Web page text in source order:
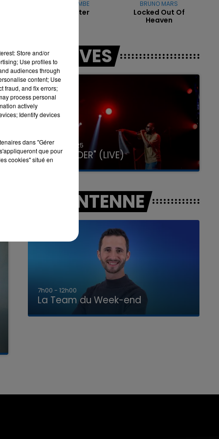
LA TEAM DU WEEK-END
CAMILLE YEMBE
Rien A Feter
BRUNO MARS
Locked Out Of
Heaven
LES LIVES
31 janvier 2025
GIMS "SPIDER" (LIVE)
A L'ANTENNE
16h00 - 20h00
La Team du Week-end
Store and/or
Use profiles to
audiences through
content; Use
fraud, and fix errors;
process personal
actively
Identify devices
dans "Gérer
que pour
cookies" situé en